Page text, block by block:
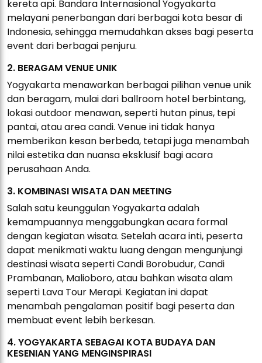
kereta api. Bandara Internasional Yogyakarta
melayani penerbangan dari berbagai kota besar di
Indonesia, sehingga memudahkan akses bagi peserta
event dari berbagai penjuru.
2. BERAGAM VENUE UNIK
Yogyakarta menawarkan berbagai pilihan venue unik
dan beragam, mulai dari ballroom hotel berbintang,
lokasi outdoor menawan, seperti hutan pinus, tepi
pantai, atau area candi. Venue ini tidak hanya
memberikan kesan berbeda, tetapi juga menambah
nilai estetika dan nuansa eksklusif bagi acara
perusahaan Anda.
3. KOMBINASI WISATA DAN MEETING
Salah satu keunggulan Yogyakarta adalah
kemampuannya menggabungkan acara formal
dengan kegiatan wisata. Setelah acara inti, peserta
dapat menikmati waktu luang dengan mengunjungi
destinasi wisata seperti Candi Borobudur, Candi
Prambanan, Malioboro, atau bahkan wisata alam
seperti Lava Tour Merapi. Kegiatan ini dapat
menambah pengalaman positif bagi peserta dan
membuat event lebih berkesan.
4. YOGYAKARTA SEBAGAI KOTA BUDAYA DAN
KESENIAN YANG MENGINSPIRASI